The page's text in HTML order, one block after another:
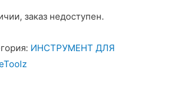
заказ недоступен.
ИНСТРУМЕНТ ДЛЯ